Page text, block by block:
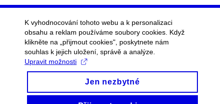
K vyhodnocování tohoto webu a k personalizaci
obsahu a reklam používáme soubory cookies. Když
klikněte na „přijmout cookies", poskytnete nám
souhlas k jejich uložení, správě a analýze.
Upravit možnosti
Jen nezbytné